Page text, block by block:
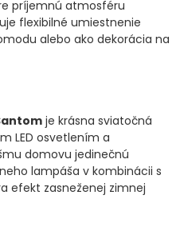
príjemnú atmosféru
flexibilné umiestnenie
alebo ako dekorácia na
je krásna sviatočná
LED osvetlením a
domovu jedinečnú
lampáša v kombinácii s
efekt zasneženej zimnej